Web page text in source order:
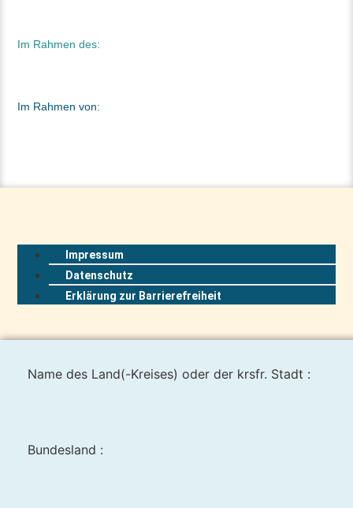
Im Rahmen des:
Im Rahmen von:
Impressum
Datenschutz
Erklärung zur Barrierefreiheit
Name des Land(-Kreises) oder der krsfr. Stadt :
Bundesland :